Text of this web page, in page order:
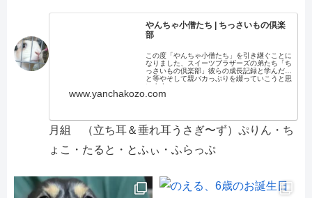
やんちゃ小僧たち | ちっさいもの倶楽
部
この度「やんちゃ小僧たち」を引き継ぐことに
なりました、スイーツブラザーズの弟たち「ち
っさいもの倶楽部」彼らの成長記録と学んだこ
と等やそして親バカっぷりを綴っていこうと思
います。
www.yanchakozo.com
月組 （立ち耳＆垂れ耳うさぎ〜ず）ぷりん・ち
ょこ・たると・とふぃ・ふらっぷ